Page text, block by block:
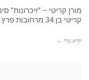
מורן קריטי –
קריטי בן 34 מרחובות פרץ לתודעה הישראלית
קרא עוד ←